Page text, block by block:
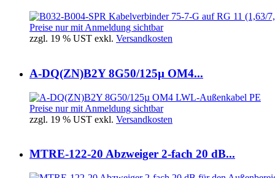
Preise nur mit Anmeldung sichtbar
zzgl. 19 % UST exkl. Versandkosten
A-DQ(ZN)B2Y 8G50/125µ OM4...
Preise nur mit Anmeldung sichtbar
zzgl. 19 % UST exkl. Versandkosten
MTRE-122-20 Abzweiger 2-fach 20 dB...